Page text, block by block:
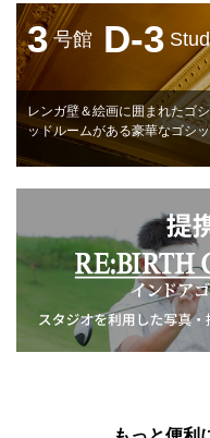
3 号館 D-3
レンガ壁＆絵画に囲まれたゴ
ッドルームがある豪華なゴシ